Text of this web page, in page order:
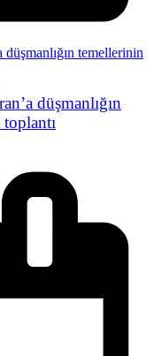
düşmanlığın